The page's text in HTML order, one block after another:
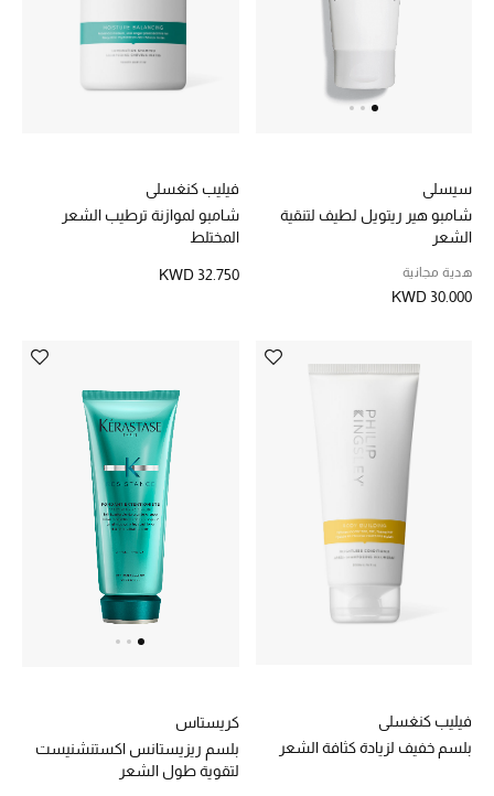
مجوهرات فاخرة للنساء
مجوهرات عصرية للنساء
مجوهرات فاخرة للأطفال
ساعات
تسوقوا المجوهرات
تسوقوا جميع الهدايا
بطاقة الهدايا الإلكترونية
هدايا حسب المرسل إليه
هدايا حسب الفئة
سيسلي
شامبو هير ريتويل لطيف لتنقية
الشعر
هدية مجانية
KWD 30.000
فيليب كنغسلي
شامبو لموازنة ترطيب الشعر
المختلط
KWD 32.750
فيليب كنغسلي
بلسم خفيف لزيادة كثافة الشعر
كريستاس
بلسم ريزيستانس اكستنشنيست
لتقوية طول الشعر